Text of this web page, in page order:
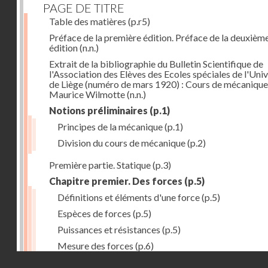
PAGE DE TITRE
Table des matières (p.r5)
Préface de la première édition. Préface de la
édition(n.n.)
Extrait de la bibliographie du Bulletin Scientifique de
l'Association des Elèves des Ecoles spéciales de
de Liège (numéro de mars 1920) : Cours de
Maurice Wilmotte(n.n.)
Notions préliminaires (p.1)
Principes de la mécanique(p.1)
Division du cours de mécanique(p.2)
Première partie. Statique(p.3)
Chapitre premier. Des forces (p.5)
Définitions et éléments d'une force(p.5)
Espèces de forces (p.5)
Puissances et résistances (p.5)
Mesure des forces (p.6)